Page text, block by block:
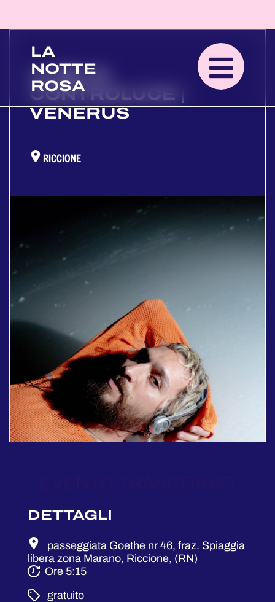
LA
NOTTE
ROSA
ALBE IN
CONTROLUCE |
VENERUS
RICCIONE
DETTAGLI
passeggiata Goethe nr 46, fraz. Spiaggia
libera zona Marano, Riccione, (RN)
Ore 5:15
­ gratuito